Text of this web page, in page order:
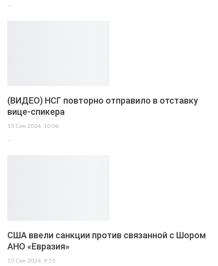
…
(ВИДЕО) НСГ повторно отправило в отставку
вице-спикера
15 Сен 2024, 10:06
…
США ввели санкции против связанной с Шором
АНО «Евразия»
15 Сен 2024, 9:55